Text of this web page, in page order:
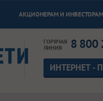
АКЦИОНЕРАМ И ИНВЕСТОРАМ
ГОРЯЧАЯ
ЛИНИЯ
8 800
ИНТЕРНЕТ -